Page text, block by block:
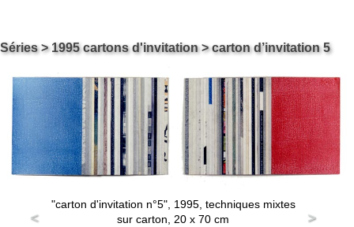
Skip
content
Carol ossipow
Le site de Carol Ossipow, Artiste Arts Visuels Genève Suisse
Séries>1995 cartons d'invitation> carton d’invitation 5
<
"carton d'invitation n°5", 1995, techniques mixtes
sur carton, 20 x 70 cm
>